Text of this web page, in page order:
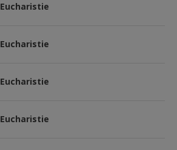
Eucharistie
Eucharistie
Eucharistie
Eucharistie